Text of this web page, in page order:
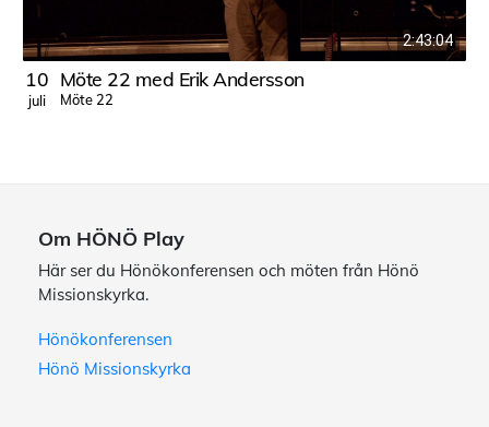
2:43:04
10
juli
Möte 22 med Erik Andersson
Möte 22
Om HÖNÖ Play
Här ser du Hönökonferensen och möten från Hönö
Missionskyrka.
Hönökonferensen
Hönö Missionskyrka